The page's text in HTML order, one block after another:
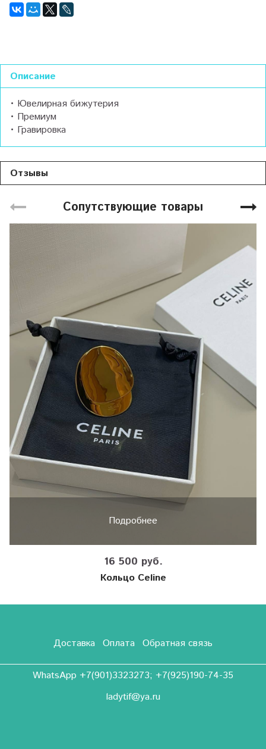
Описание
• Ювелирная бижутерия
• Премиум
• Гравировка
Отзывы
Сопутствующие товары
Подробнее
16 500 руб.
Кольцо Celine
Доставка Оплата Обратная связь
WhatsApp +7(901)3323273; +7(925)190-74-35
ladytif@ya.ru